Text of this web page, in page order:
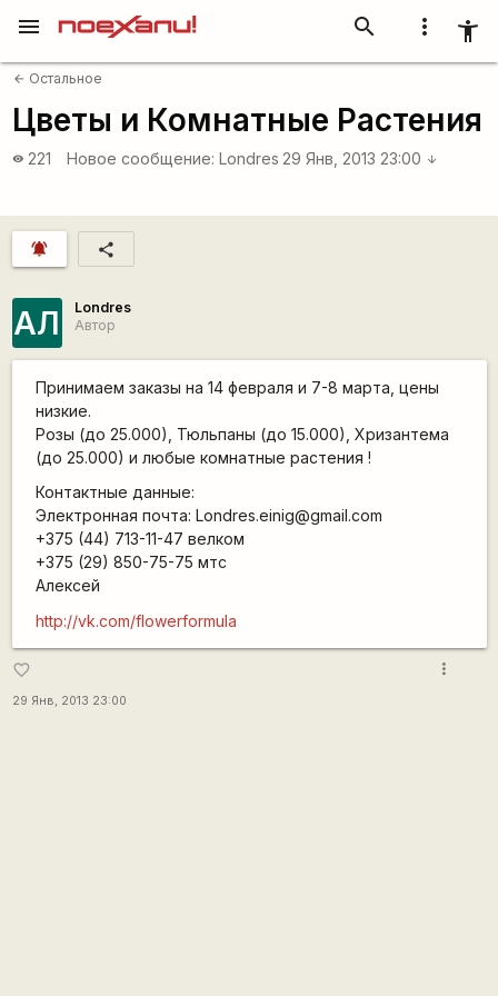
more_vert accessibility_new
search
menu
arrow_back Остальное
Цветы и Комнатные Растения
visibility 221 Новое сообщение: Londres 29 Янв, 2013 23:00 arrow_downward
notifications_active share
АЛ
Londres
Автор
Принимаем заказы на 14 февраля и 7-8 марта, цены
низкие.
Розы (до 25.000), Тюльпаны (до 15.000), Хризантема
(до 25.000) и любые комнатные растения !
Контактные данные:
Электронная почта: Londres.einig@gmail.com
+375 (44) 713-11-47 велком
+375 (29) 850-75-75 мтс
Алексей
http://vk.com/flowerformula
favorite_border
29 Янв, 2013 23:00
more_vert